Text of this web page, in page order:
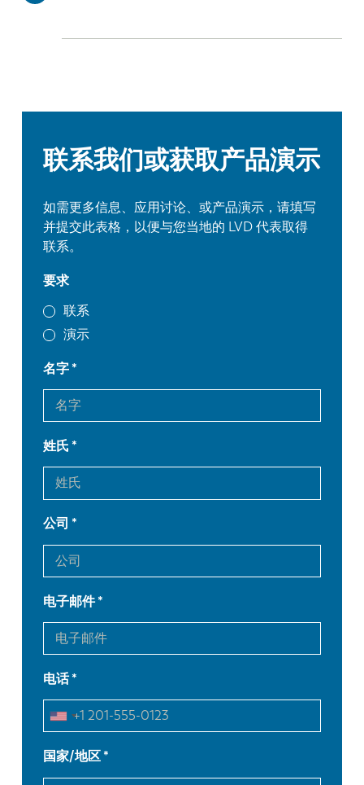
联系我们或获取产品演示
如需更多信息、应用讨论、或产品演示，请填写
并提交此表格，以便与您当地的 LVD 代表取得
联系。
要求
联系
演示
名字
姓氏
公司
电子邮件
电话
国家/地区